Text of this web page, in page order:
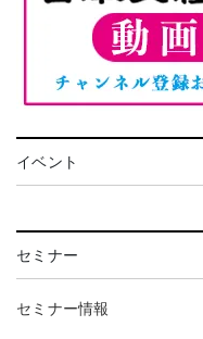
イベント
セミナー
セミナー情報